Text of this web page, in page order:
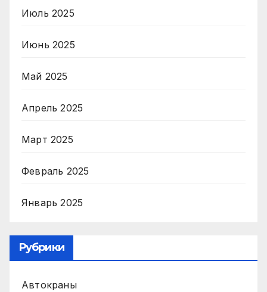
Июль 2025
Июнь 2025
Май 2025
Апрель 2025
Март 2025
Февраль 2025
Январь 2025
Рубрики
Автокраны